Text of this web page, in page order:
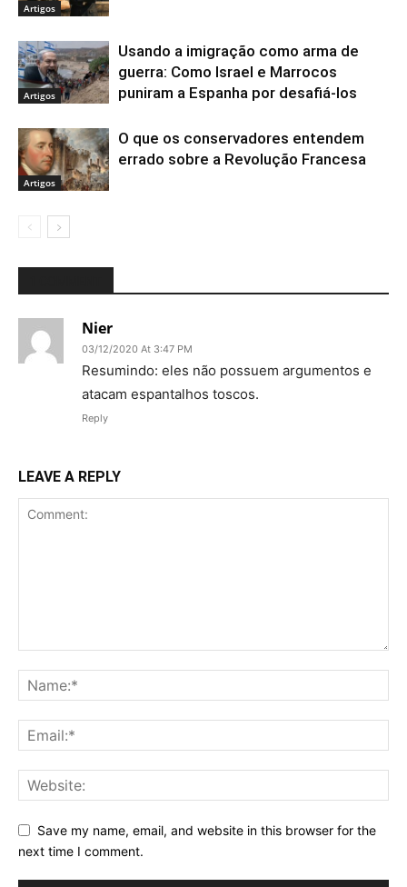
Artigos
Artigos
Usando a imigração como arma de
guerra: Como Israel e Marrocos
puniram a Espanha por desafiá-los
Artigos
O que os conservadores entendem
errado sobre a Revolução Francesa
Nier
03/12/2020 At 3:47 PM
Resumindo: eles não possuem argumentos e
atacam espantalhos toscos.
Reply
LEAVE A REPLY
Save my name, email, and website in this browser for the
next time I comment.